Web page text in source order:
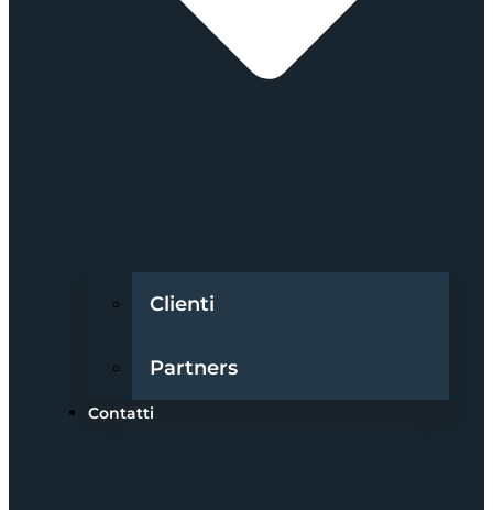
Clienti
Partners
Contatti